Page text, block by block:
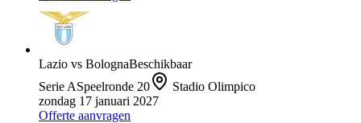
Lazio vs BolognaBeschikbaar
Serie ASpeelronde 20
Stadio Olimpico
zondag 17 januari 2027
Offerte aanvragen